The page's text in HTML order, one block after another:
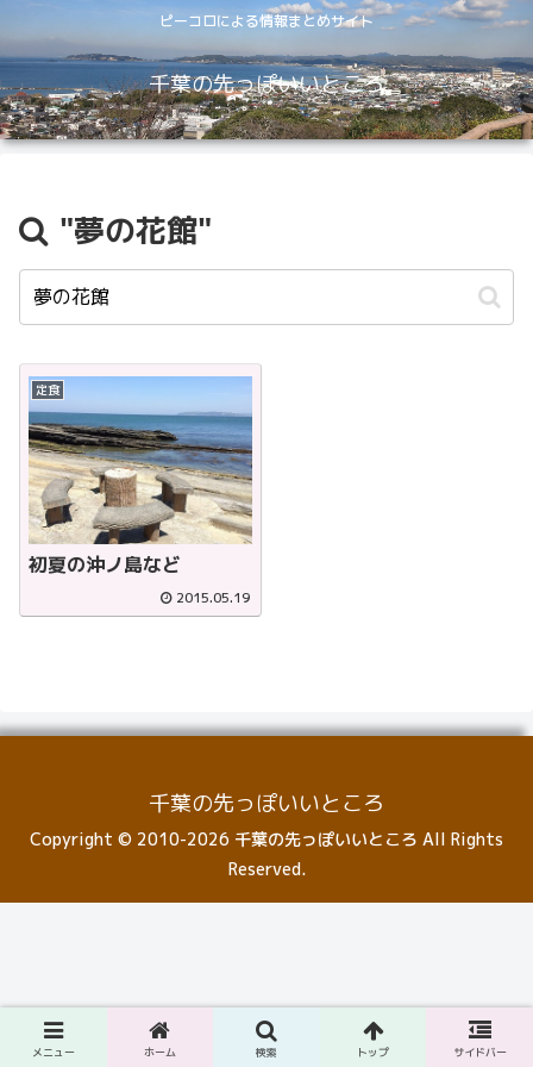
ピーコロによる情報まとめサイト
千葉の先っぽいいところ
"夢の花館"
定食
初夏の沖ノ島など
2015.05.19
千葉の先っぽいいところ
Copyright © 2010-2026 千葉の先っぽいいところ All Rights
Reserved.
メニュー ホーム 検索 トップ サイドバー